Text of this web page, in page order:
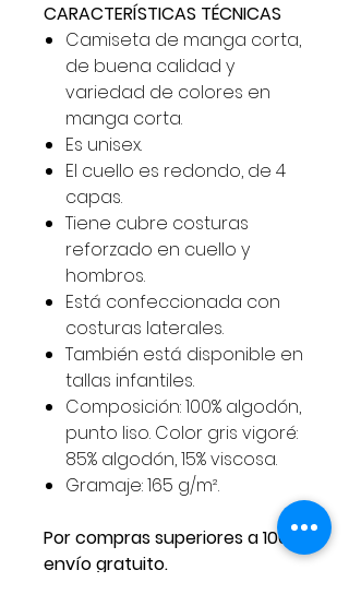
CARACTERÍSTICAS TÉCNICAS
Camiseta de manga corta,
de buena calidad y
variedad de colores en
manga corta.
Es unisex.
El cuello es redondo, de 4
capas.
Tiene cubre costuras
reforzado en cuello y
hombros.
Está confeccionada con
costuras laterales.
También está disponible en
tallas infantiles.
Composición: 100% algodón,
punto liso. Color gris vigoré:
85% algodón, 15% viscosa.
Gramaje: 165 g/m².
Por compras superiores a 100€
envío gratuito.